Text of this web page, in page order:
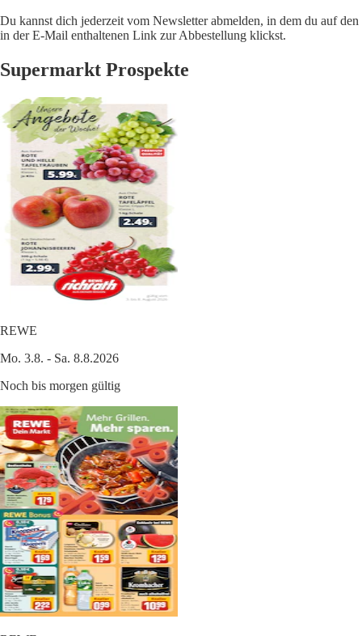
Du kannst dich jederzeit vom Newsletter abmelden, in dem du auf den
in der E-Mail enthaltenen Link zur Abbestellung klickst.
Supermarkt Prospekte
REWE
Mo. 3.8. - Sa. 8.8.2026
Noch bis morgen gültig